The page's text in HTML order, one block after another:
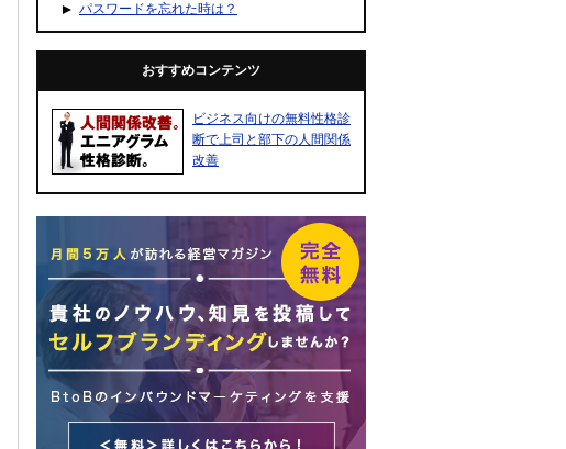
パスワードを忘れた時は？
おすすめコンテンツ
ビジネス向けの無料性格診
断で上司と部下の人間関係
改善